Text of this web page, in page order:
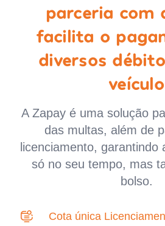
parceria com
facilita o
diversos
veículo
A Zapay é uma solução
das multas, além de
licenciamento, garantindo
só no seu tempo, mas
bolso.
Cota única